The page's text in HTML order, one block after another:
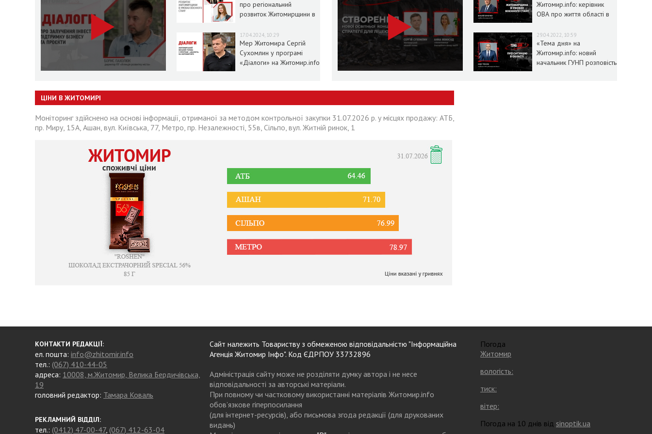
про регіональний
розвиток Житомирщини в
17.04.2024, 10:29
Мер Житомира Сергій
Сухомлин у програмі
«Діалоги» на Житомир.info
Житомир.info: керівник
ОВА про життя області в
29.04.2022, 10:59
«Тема дня» на
Житомир.info: новий
начальник ГУНП розповість
ЦІНИ В ЖИТОМИРІ
Моніторинг здійснено на основі інформації, отриманої за методом контрольної закупки 31.07.2026 р. у місцях продажу: АТБ,
пр. Миру, 15А, Ашан, вул. Київська, 77, Метро, пр. Незалежності, 55в, Сільпо, вул. Житній ринок, 1
КОНТАКТИ РЕДАКЦІЇ:
ел. пошта: info@zhitomir.info
тел.: (067) 410-44-05
адреса: 10008, м.Житомир, Велика Бердичівська,
19
головний редактор: Тамара Коваль
РЕКЛАМНИЙ ВІДДІЛ:
тел.: (0412) 47-00-47, (067) 412-63-04
Сайт належить Товариству з обмеженою відповідальністю "Інформаційна
Агенція Житомир Інфо". Код ЄДРПОУ 33732896
Адміністрація сайту може не розділяти думку автора і не несе
відповідальності за авторські матеріали.
При повному чи частковому використанні матеріалів Житомир.info
обов’язкове гіперпосилання
(для інтернет-ресурсів), або письмова згода редакції (для друкованих
видань)
Погода
Житомир
вологість:
тиск:
вітер:
Погода на 10 днів від sinoptik.ua